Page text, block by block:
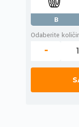
B
Odaberite
-